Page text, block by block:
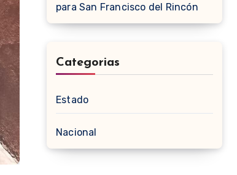
para San Francisco del Rincón
Categorias
Estado
Nacional